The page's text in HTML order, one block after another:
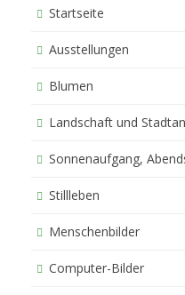
Startseite
Ausstellungen
Blumen
Landschaft und
Sonnenaufgang,
Stillleben
Menschenbilder
Computer-Bilder